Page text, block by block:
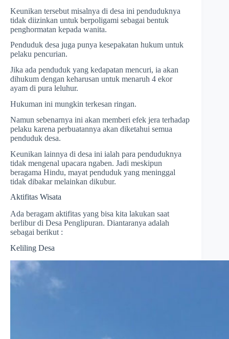
Keunikan tersebut misalnya di desa ini penduduknya
tidak diizinkan untuk berpoligami sebagai bentuk
penghormatan kepada wanita.
Penduduk desa juga punya kesepakatan hukum untuk
pelaku pencurian.
Jika ada penduduk yang kedapatan mencuri, ia akan
dihukum dengan keharusan untuk menaruh 4 ekor
ayam di pura leluhur.
Hukuman ini mungkin terkesan ringan.
Namun sebenarnya ini akan memberi efek jera terhadap
pelaku karena perbuatannya akan diketahui semua
penduduk desa.
Keunikan lainnya di desa ini ialah para penduduknya
tidak mengenal upacara ngaben. Jadi meskipun
beragama Hindu, mayat penduduk yang meninggal
tidak dibakar melainkan dikubur.
Aktifitas Wisata
Ada beragam aktifitas yang bisa kita lakukan saat
berlibur di Desa Penglipuran. Diantaranya adalah
sebagai berikut :
Keliling Desa